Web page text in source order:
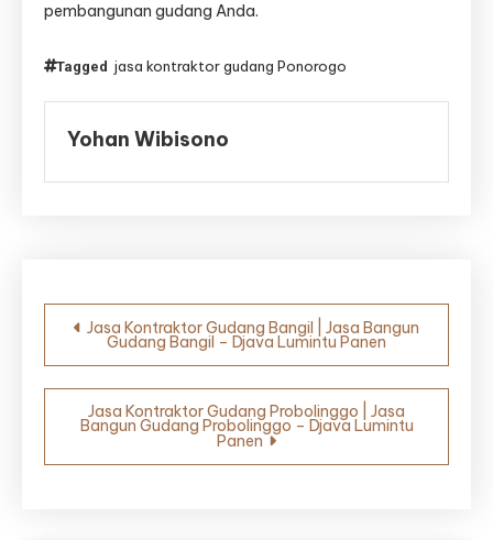
pembangunan gudang Anda.
Tagged jasa kontraktor gudang Ponorogo
Yohan Wibisono
Navigasi
pos
Jasa Kontraktor Gudang Bangil | Jasa Bangun
Gudang Bangil – Djava Lumintu Panen
Jasa Kontraktor Gudang Probolinggo | Jasa
Bangun Gudang Probolinggo – Djava Lumintu
Panen